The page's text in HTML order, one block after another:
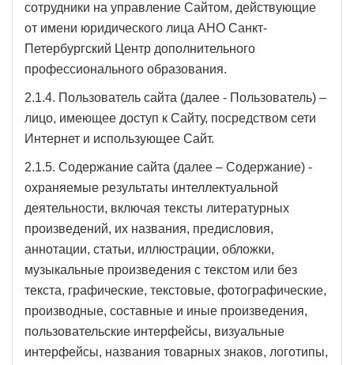
сотрудники на управление Сайтом, действующие
от имени юридического лица АНО Санкт-
Петербургский Центр дополнительного
профессионального образования.
2.1.4. Пользователь сайта (далее - Пользователь) –
лицо, имеющее доступ к Сайту, посредством сети
Интернет и использующее Сайт.
2.1.5. Содержание сайта (далее – Содержание) -
охраняемые результаты интеллектуальной
деятельности, включая тексты литературных
произведений, их названия, предисловия,
аннотации, статьи, иллюстрации, обложки,
музыкальные произведения с текстом или без
текста, графические, текстовые, фотографические,
производные, составные и иные произведения,
пользовательские интерфейсы, визуальные
интерфейсы, названия товарных знаков, логотипы,